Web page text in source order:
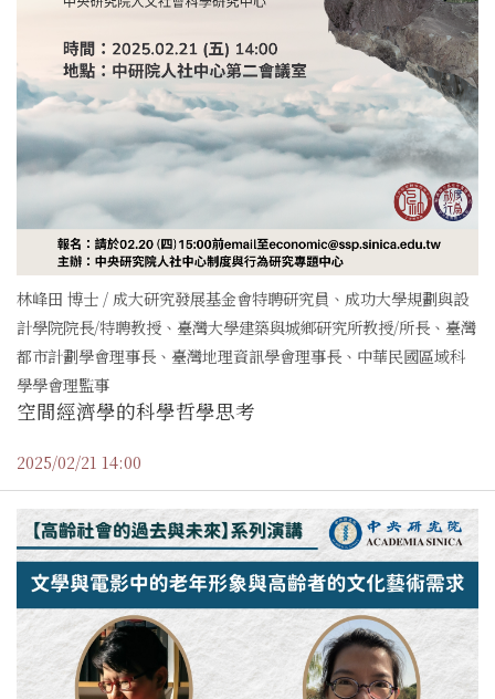
林峰田 博士 / 成大研究發展基金會特聘研究員、成功大學規劃與設
計學院院長/特聘教授、臺灣大學建築與城鄉研究所教授/所長、臺灣
都市計劃學會理事長、臺灣地理資訊學會理事長、中華民國區域科
學學會理監事
空間經濟學的科學哲學思考
2025/02/21 14:00